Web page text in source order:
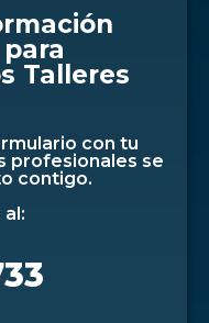
Talleres
con tu
profesionales se
contigo.
al: